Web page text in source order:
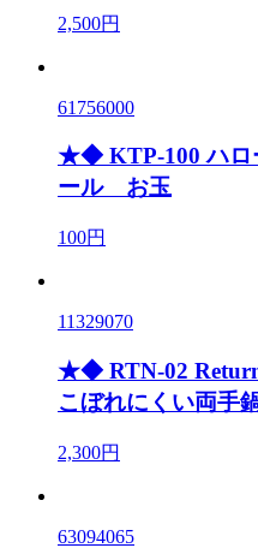
2,500円
61756000
★◆ KTP-100 ハロ
ール お玉
100円
11329070
★◆ RTN-02
こぼれにくい両手
2,300円
63094065